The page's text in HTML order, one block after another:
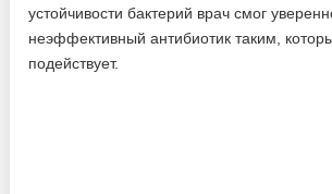
устойчивости бактерий врач смог
неэффективный антибиотик таким,
подействует.